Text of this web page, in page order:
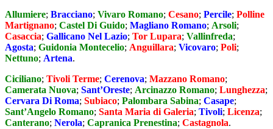
Allumiere; Bracciano; Vivaro Romano; Cesano; Percile; Polline
Martignano; Castel Di Guido; Magliano Romano; Arsoli;
Casaccia; Gallicano Nel Lazio; Tor Lupara; Vallinfreda;
Agosta; Guidonia Montecelio; Anguillara; Vicovaro; Poli;
Nettuno; Artena.
Ciciliano; Tivoli Terme; Cerenova; Mazzano Romano;
Camerata Nuova; Sant’Oreste; Arcinazzo Romano; Lunghezza;
Cervara Di Roma; Subiaco; Palombara Sabina; Casape;
Sant’Angelo Romano; Santa Maria di Galeria; Tivoli; Licenza;
Canterano; Nerola; Capranica Prenestina; Castagnola.